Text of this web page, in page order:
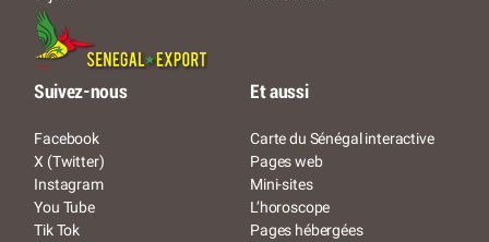
Suivez-nous
Facebook
X (Twitter)
Instagram
You Tube
Tik Tok
Et aussi
Carte du Sénégal interactive
Pages web
Mini-sites
L’horoscope
Pages hébergées